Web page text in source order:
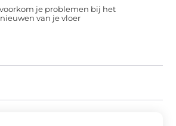
je problemen bij het
van je vloer